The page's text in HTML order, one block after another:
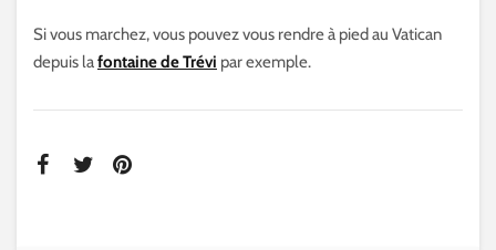
Si vous marchez, vous pouvez vous rendre à pied au Vatican
depuis lafontaine de Trévi par exemple.